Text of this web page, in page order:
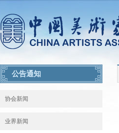
公告通知
协会新闻
业界新闻